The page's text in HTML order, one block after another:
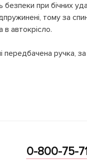
безпеки при бічних
тому за
автокрісло.
передбачена ручка,
0-800-75-